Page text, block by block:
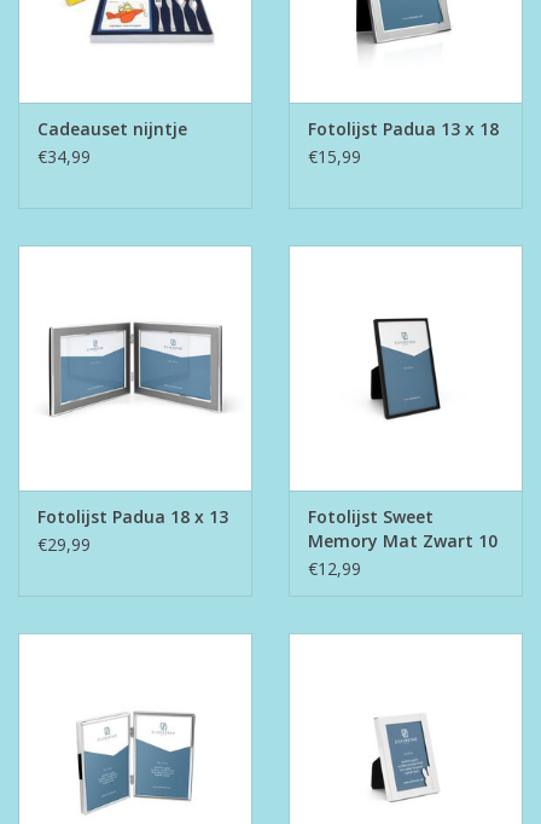
TekstKado
Merken
Cadeauset nijntje
€34,99
Fotolijst Padua 13 x 18
€15,99
Fotolijst Padua 18 x 13
€29,99
Fotolijst Sweet
Memory Mat Zwart 10
x 15
€12,99